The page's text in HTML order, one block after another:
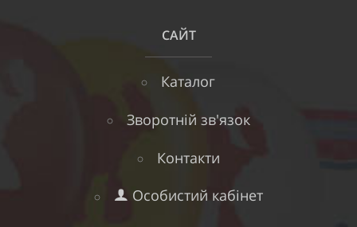
САЙТ
Каталог
Зворотній зв'язок
Контакти
Особистий кабінет